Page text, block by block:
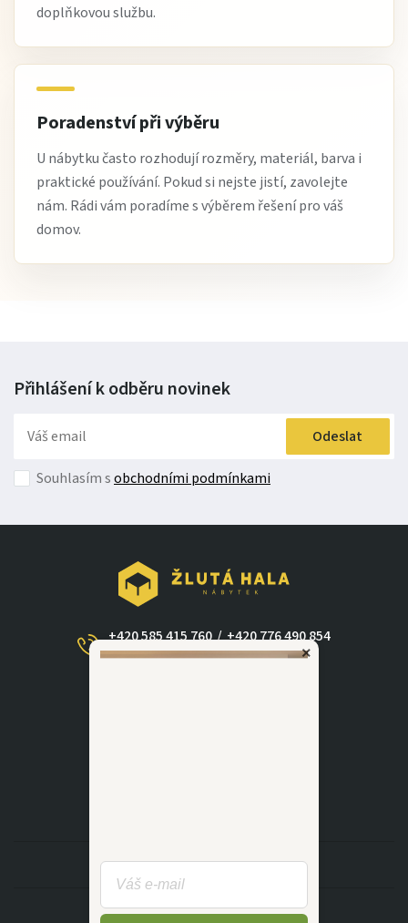
doplňkovou službu.
Poradenství při výběru
U nábytku často rozhodují rozměry, materiál, barva i
praktické používání. Pokud si nejste jistí, zavolejte
nám. Rádi vám poradíme s výběrem řešení pro váš
domov.
Přihlášení k odběru novinek
Odeslat
Souhlasím sobchodními podmínkami
+420 585 415 760
(Po - Ne 09:00-17:30)
/ +420 776 490 854
KATEGORIE
INFORMACE
×